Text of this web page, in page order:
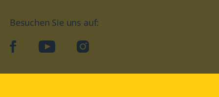
Besuchen Sie uns auf:
facebookYouTube Instagram